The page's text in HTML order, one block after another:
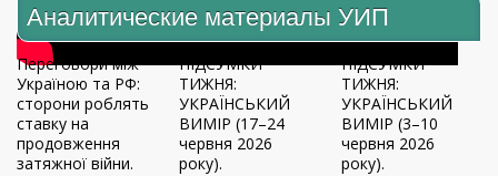
Аналитические материалы УИП
Переговори між
Україною та РФ:
сторони роблять
ставку на
продовження
затяжної війни.
ПІДСУМКИ
ТИЖНЯ:
УКРАЇНСЬКИЙ
ВИМІР (17–24
червня 2026
року).
ПІДСУМКИ
ТИЖНЯ:
УКРАЇНСЬКИЙ
ВИМІР (3–10
червня 2026
року).